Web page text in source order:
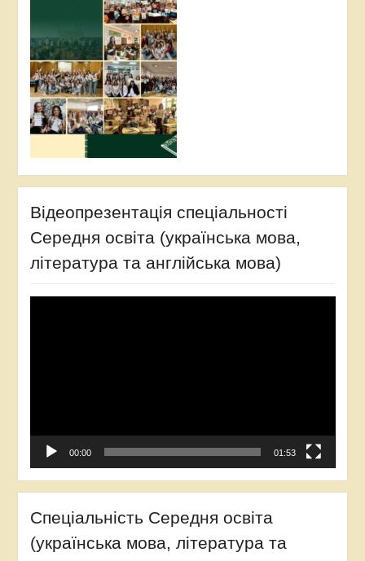
Відеопрезентація спеціальності
Середня освіта (українська мова,
література та англійська мова)
00:00 01:53
Спеціальність Середня освіта
(українська мова, література та